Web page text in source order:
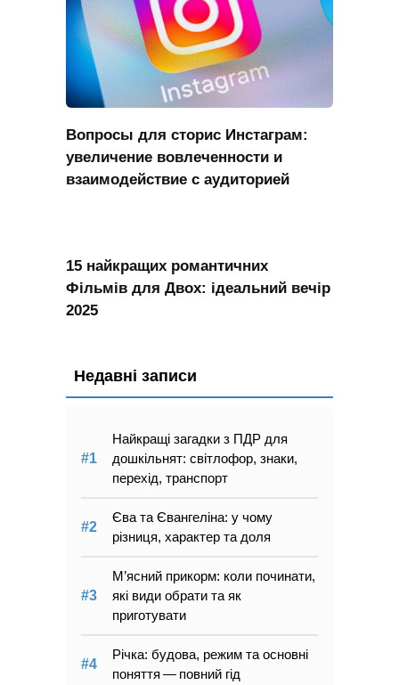
Вопросы для сторис Инстаграм:
увеличение вовлеченности и
взаимодействие с аудиторией
15 найкращих романтичних
Фільмів для Двох: ідеальний вечір
2025
Недавні записи
Найкращі загадки з ПДР для
дошкільнят: світлофор, знаки,
перехід, транспорт
Єва та Євангеліна: у чому
різниця, характер та доля
М’ясний прикорм: коли починати,
які види обрати та як
приготувати
Річка: будова, режим та основні
поняття — повний гід